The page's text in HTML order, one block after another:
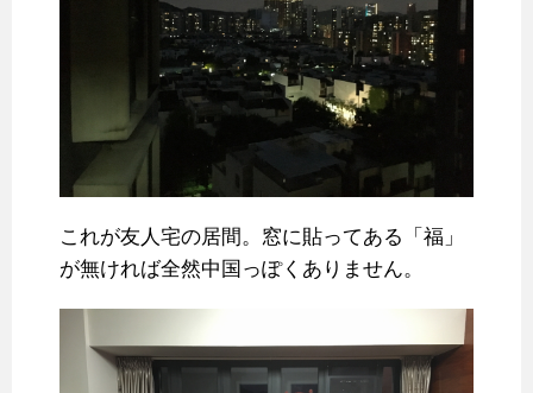
これが友人宅の居間。窓に貼ってある「福」
が無ければ全然中国っぽくありません。